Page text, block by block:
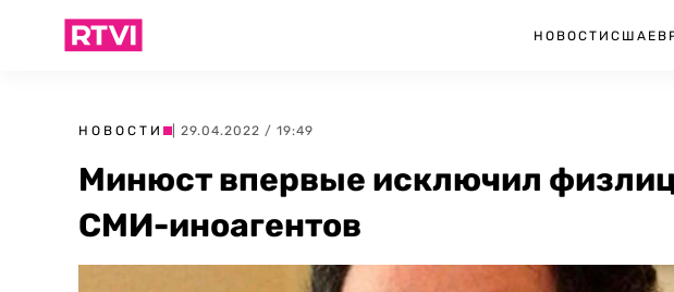
НОВОСТИ США
НОВОСТИ | 29.04.2022 / 19:49
Минюст впервые исключил физлиц
СМИ-иноагентов